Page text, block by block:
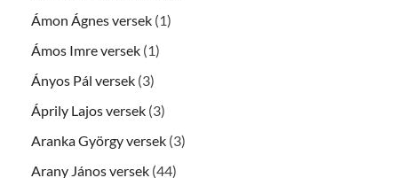
Ámon Ágnes versek (1)
Ámos Imre versek (1)
Ányos Pál versek (3)
Áprily Lajos versek (3)
Aranka György versek (3)
Arany János versek (44)